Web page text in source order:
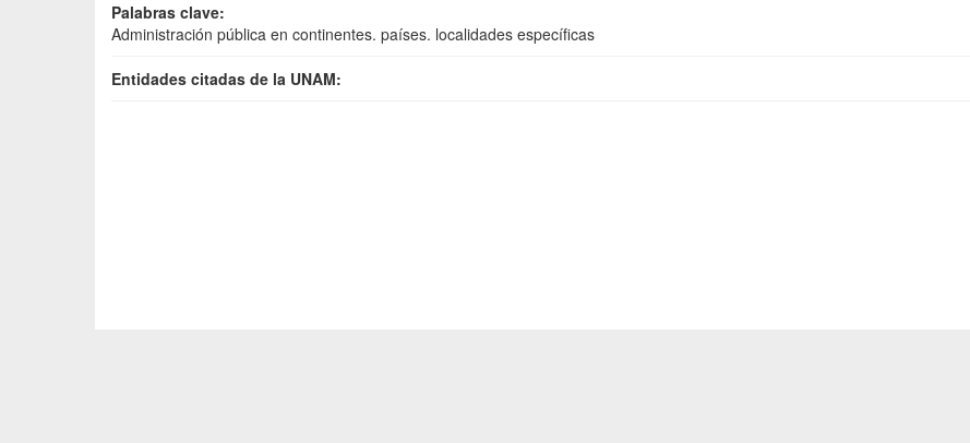
Palabras clave:
Administración pública en continentes. países. localidades específicas
Entidades citadas de la UNAM: